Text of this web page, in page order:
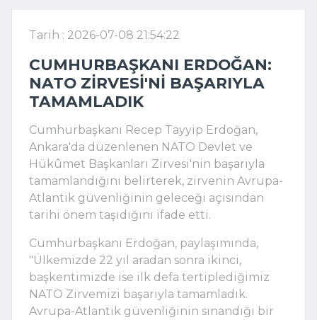
Tarih : 2026-07-08 21:54:22
CUMHURBAŞKANI ERDOĞAN:
NATO ZIRVESI'NI BAŞARIYLA
TAMAMLADIK
Cumhurbaşkanı Recep Tayyip Erdoğan,
Ankara'da düzenlenen NATO Devlet ve
Hükûmet Başkanları Zirvesi'nin başarıyla
tamamlandığını belirterek, zirvenin Avrupa-
Atlantik güvenliğinin geleceği açısından
tarihi önem taşıdığını ifade etti.
Cumhurbaşkanı Erdoğan, paylaşımında,
"Ülkemizde 22 yıl aradan sonra ikinci,
başkentimizde ise ilk defa tertiplediğimiz
NATO Zirvemizi başarıyla tamamladık.
Avrupa-Atlantik güvenliğinin sınandığı bir